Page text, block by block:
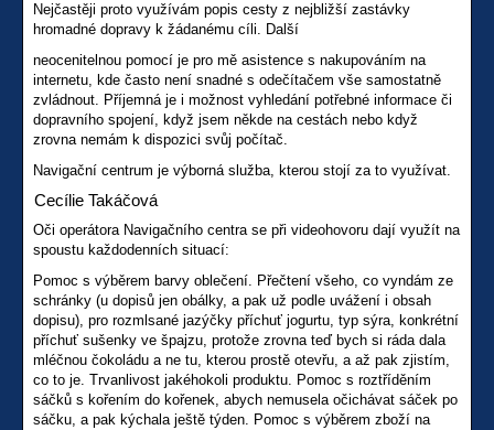
Nejčastěji proto využívám popis cesty z nejbližší zastávky
hromadné dopravy k žádanému cíli. Další
neocenitelnou pomocí je pro mě asistence s nakupováním na
internetu, kde často není snadné s odečítačem vše samostatně
zvládnout. Příjemná je i možnost vyhledání potřebné informace či
dopravního spojení, když jsem někde na cestách nebo když
zrovna nemám k dispozici svůj počítač.
Navigační centrum je výborná služba, kterou stojí za to využívat.
Cecílie Takáčová
Oči operátora Navigačního centra se při videohovoru dají využít na
spoustu každodenních situací:
Pomoc s výběrem barvy oblečení. Přečtení všeho, co vyndám ze
schránky (u dopisů jen obálky, a pak už podle uvážení i obsah
dopisu), pro rozmlsané jazýčky příchuť jogurtu, typ sýra, konkrétní
příchuť sušenky ve špajzu, protože zrovna teď bych si ráda dala
mléčnou čokoládu a ne tu, kterou prostě otevřu, a až pak zjistím,
co to je. Trvanlivost jakéhokoli produktu. Pomoc s roztříděním
sáčků s kořením do kořenek, abych nemusela očichávat sáček po
sáčku, a pak kýchala ještě týden. Pomoc s výběrem zboží na